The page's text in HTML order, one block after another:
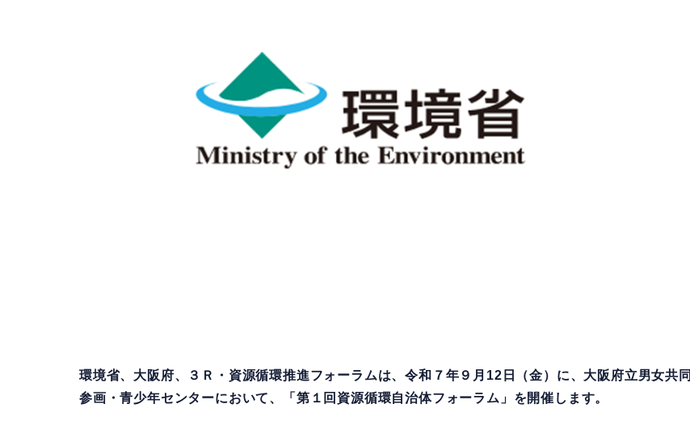
環境省、大阪府、３Ｒ・資源循環推進フォーラムは、令和７年９月12日（金）に、大阪府立男女共同
参画・青少年センターにおいて、「第１回資源循環自治体フォーラム」を開催します。